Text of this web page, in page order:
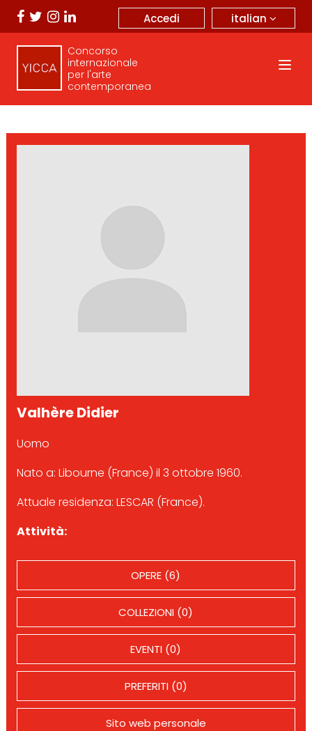
italian
Accedi
Concorso
internazionale
per l'arte
contemporanea
Valhère Didier
Uomo
Nato a: Libourne (France) il 3 ottobre 1960.
Attuale residenza: LESCAR (France).
Attività:
OPERE (6)
COLLEZIONI (0)
EVENTI (0)
PREFERITI (0)
Sito web personale